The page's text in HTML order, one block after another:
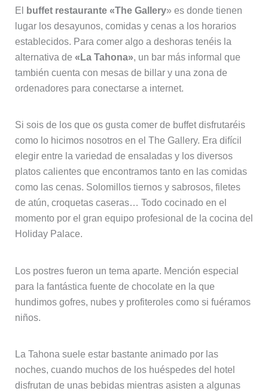
El buffet restaurante «The Gallery» es donde tienen
lugar los desayunos, comidas y cenas a los horarios
establecidos. Para comer algo a deshoras tenéis la
alternativa de «La Tahona», un bar más informal que
también cuenta con mesas de billar y una zona de
ordenadores para conectarse a internet.
Si sois de los que os gusta comer de buffet disfrutaréis
como lo hicimos nosotros en el The Gallery. Era difícil
elegir entre la variedad de ensaladas y los diversos
platos calientes que encontramos tanto en las comidas
como las cenas. Solomillos tiernos y sabrosos, filetes
de atún, croquetas caseras… Todo cocinado en el
momento por el gran equipo profesional de la cocina del
Holiday Palace.
Los postres fueron un tema aparte. Mención especial
para la fantástica fuente de chocolate en la que
hundimos gofres, nubes y profiteroles como si fuéramos
niños.
La Tahona suele estar bastante animado por las
noches, cuando muchos de los huéspedes del hotel
disfrutan de unas bebidas mientras asisten a algunas